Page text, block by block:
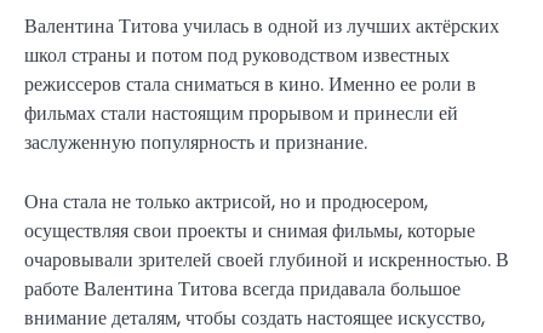
Валентина Титова училась в одной из лучших актёрских
школ страны и потом под руководством известных
режиссеров стала сниматься в кино. Именно ее роли в
фильмах стали настоящим прорывом и принесли ей
заслуженную популярность и признание.
Она стала не только актрисой, но и продюсером,
осуществляя свои проекты и снимая фильмы, которые
очаровывали зрителей своей глубиной и искренностью. В
работе Валентина Титова всегда придавала большое
внимание деталям, чтобы создать настоящее искусство,